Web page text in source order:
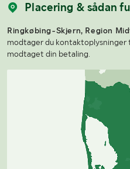
Placering & sådan
Ringkøbing-Skjern, Region
modtager du kontaktoplysninger
modtaget din betaling.